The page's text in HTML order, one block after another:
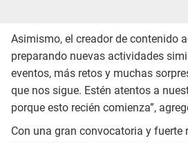
Asimismo, el creador de contenido
preparando nuevas actividades
eventos, más retos y muchas
que nos sigue. Estén atentos a
porque esto recién comienza”,
Con una gran convocatoria y fuerte